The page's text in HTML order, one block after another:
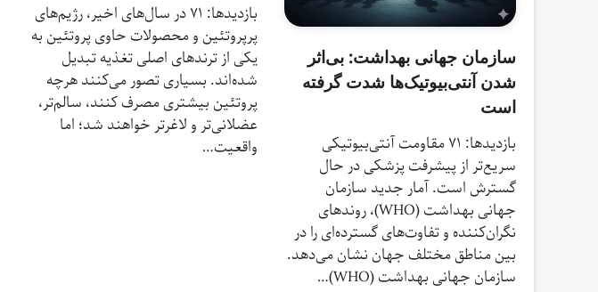
سازمان جهانی بهداشت: بی‌اثر
شدن آنتی‌بیوتیک‌ها شدت گرفته
است
بازدیدها: 71 مقاومت آنتی‌بیوتیکی
سریع‌تر از پیشرفت پزشکی در حال
گسترش است. آمار جدید سازمان
جهانی بهداشت (WHO)، روندهای
نگران‌کننده‌ و تفاوت‌های گسترده‌ای را در
بین مناطق مختلف جهان نشان می‌دهد.
سازمان جهانی بهداشت (WHO)…
بازدیدها: 71 در سال‌های اخیر، رژیم‌های
پرپروتئین و محصولات حاوی پروتئین به
یکی از ترندهای اصلی تغذیه تبدیل
شده‌اند. بسیاری تصور می‌کنند هرچه
پروتئین بیشتری مصرف کنند، سالم‌تر،
عضلانی‌تر و لاغرتر خواهند شد؛ اما
واقعیت…